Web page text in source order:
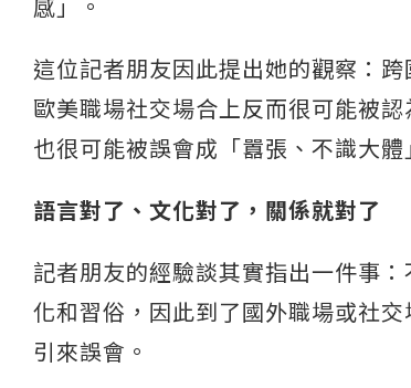
感」。
這位記者朋友因此提出她的觀察：
歐美職場社交場合上反而很可能被
也很可能被誤會成「囂張、不識大體
語言對了、文化對了，關係就對了
記者朋友的經驗談其實指出一件事
化和習俗，因此到了國外職場或社
引來誤會。